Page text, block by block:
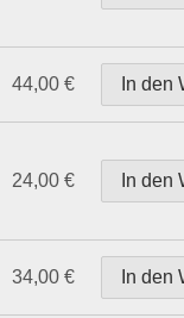
44,00 €
24,00 €
34,00 €